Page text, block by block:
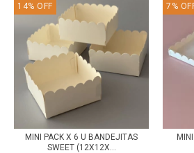
14% OFF
MINI PACK X 6 U BANDEJITAS
SWEET (12X12X...
7 %